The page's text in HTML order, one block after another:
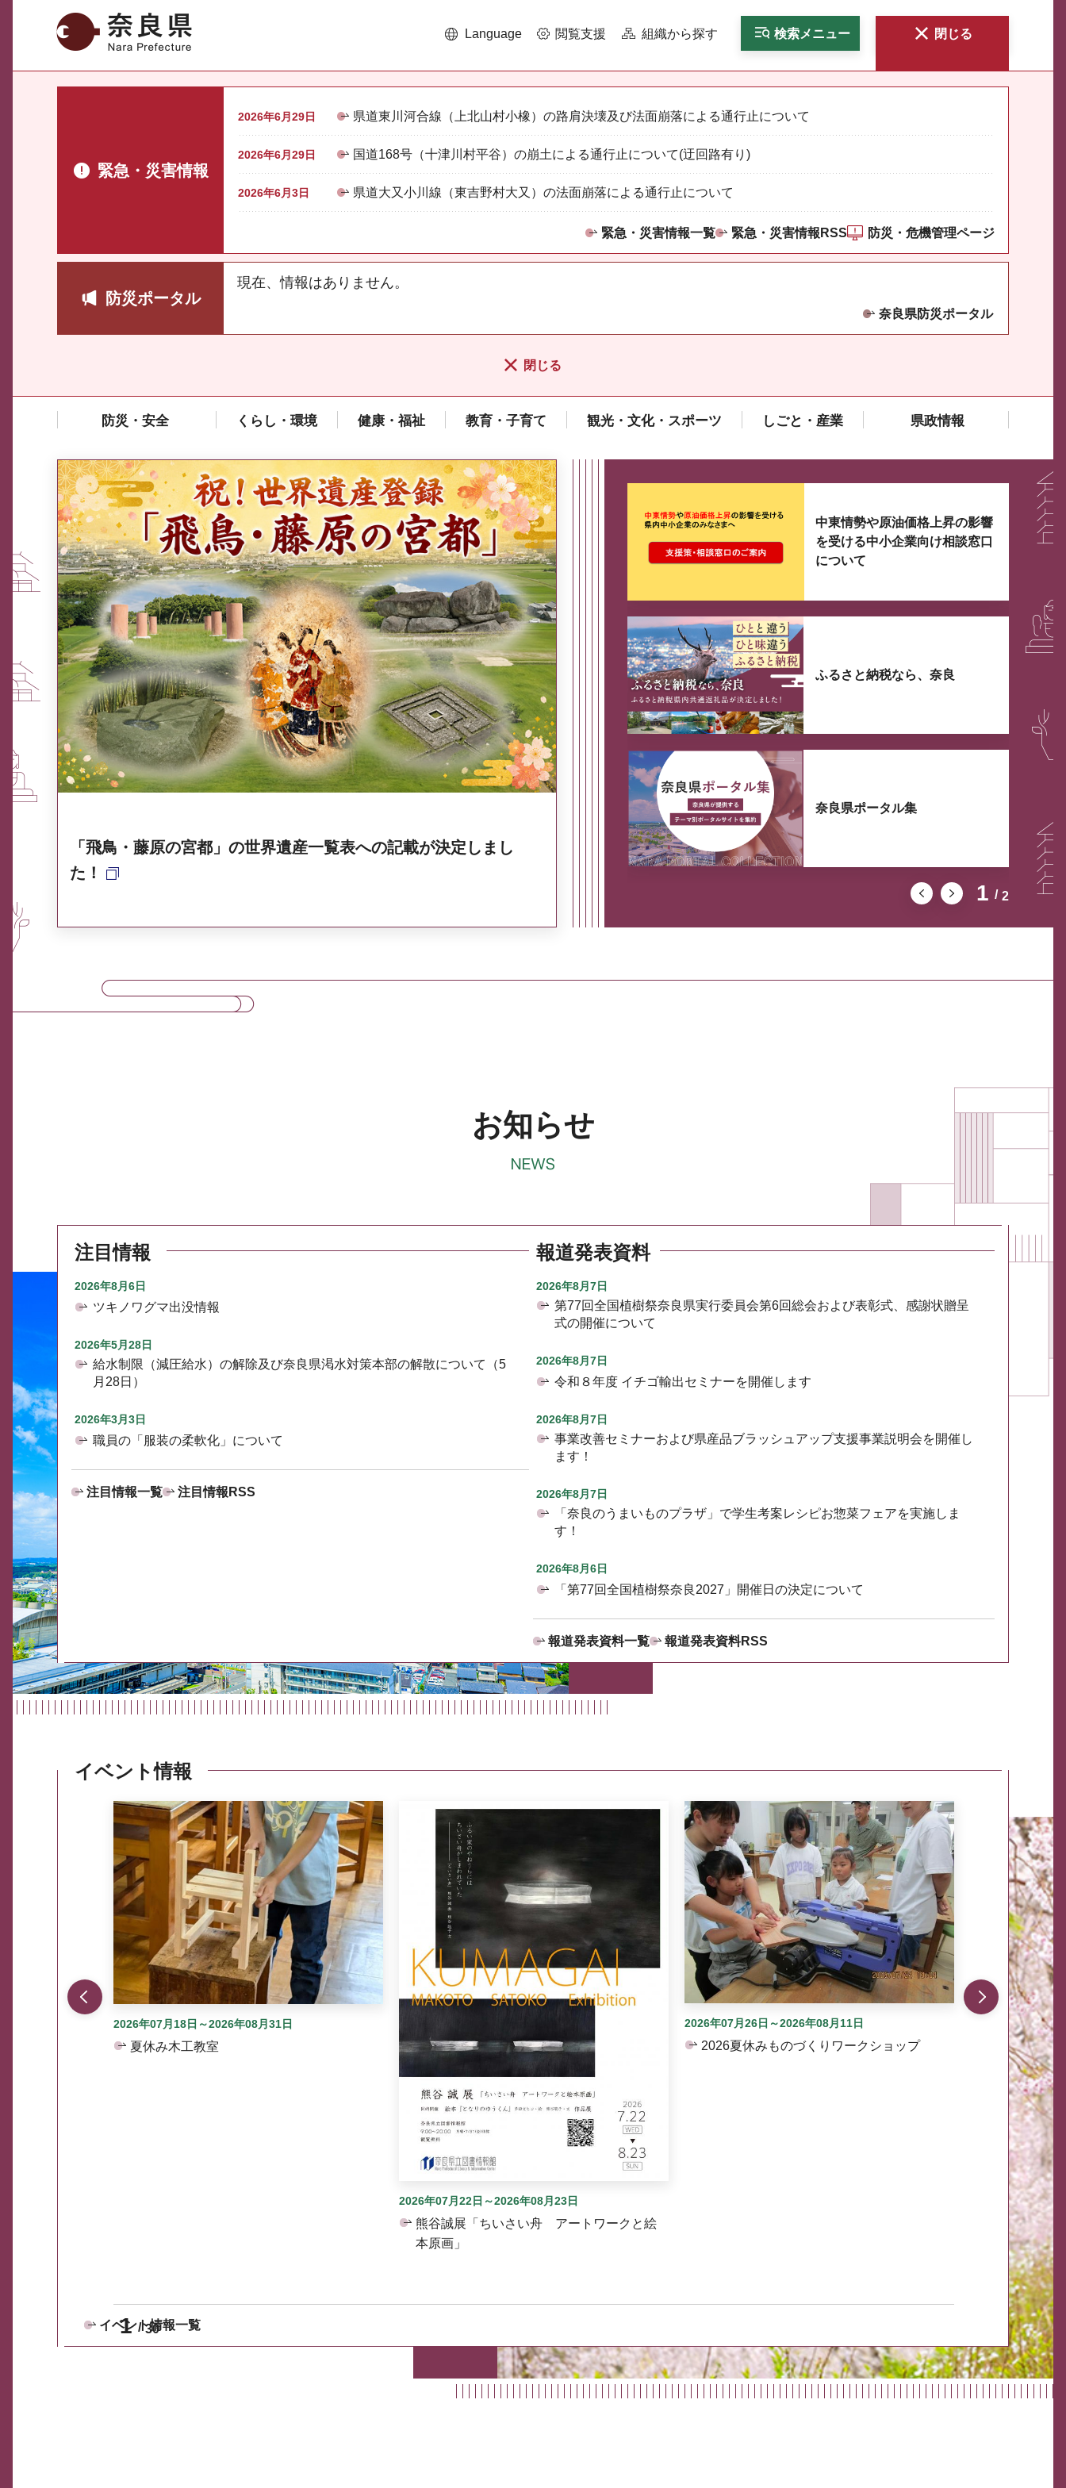
奈良県 Language 閲覧支援 組織から探す 検索メニュー 閉じる
緊急・災害情報
2026年6月29日 県道東川河合線（上北山村小橡）の路肩決壊及び法面崩落による通行止について
2026年6月29日 国道168号（十津川村平谷）の崩土による通行止について(迂回路有り)
2026年6月3日 県道大又小川線（東吉野村大又）の法面崩落による通行止について
緊急・災害情報一覧 緊急・災害情報RSS 防災・危機管理ページ
防災ポータル
現在、情報はありません。
奈良県防災ポータル
閉じる
防災・安全 くらし・環境 健康・福祉 教育・子育て 観光・文化・スポーツ しごと・産業 県政情報
「飛鳥・藤原の宮都」の世界遺産一覧表への記載が決定しまし
た！
ここから最大3つずつ情報が表示されるスライダーがあります。
1 2
中東情勢や原油価格上昇の影響
を受ける中小企業向け相談窓口
について
ふるさと納税なら、奈良
県広報誌「県民だより奈良」
2026年8月号
奈良県政策集
中東情勢や原油価格上昇の影響
を受ける中小企業向け相談窓口
について
ふるさと納税なら、奈良
奈良県ポータル集
お知らせ
注目情報
2026年8月6日
ツキノワグマ出没情報
2026年5月28日
給水制限（減圧給水）の解除及び奈良県渇水対策本部の解散について（5
月28日）
2026年3月3日
職員の「服装の柔軟化」について
注目情報一覧 注目情報RSS
報道発表資料
2026年8月7日
第77回全国植樹祭奈良県実行委員会第6回総会および表彰式、感謝状贈呈
式の開催について
2026年8月7日
令和８年度 イチゴ輸出セミナーを開催します
2026年8月7日
事業改善セミナーおよび県産品ブラッシュアップ支援事業説明会を開催し
ます！
2026年8月7日
「奈良のうまいものプラザ」で学生考案レシピお惣菜フェアを実施しま
す！
2026年8月6日
「第77回全国植樹祭奈良2027」開催日の決定について
報道発表資料一覧 報道発表資料RSS
イベント情報
1 30
2026年07月18日～2026年08月31日
夏休み木工教室
2026年07月22日～2026年08月23日
熊谷誠展「ちいさい舟 アートワークと絵
本原画」
2026年07月26日～2026年08月11日
2026夏休みものづくりワークショップ
イベント情報一覧